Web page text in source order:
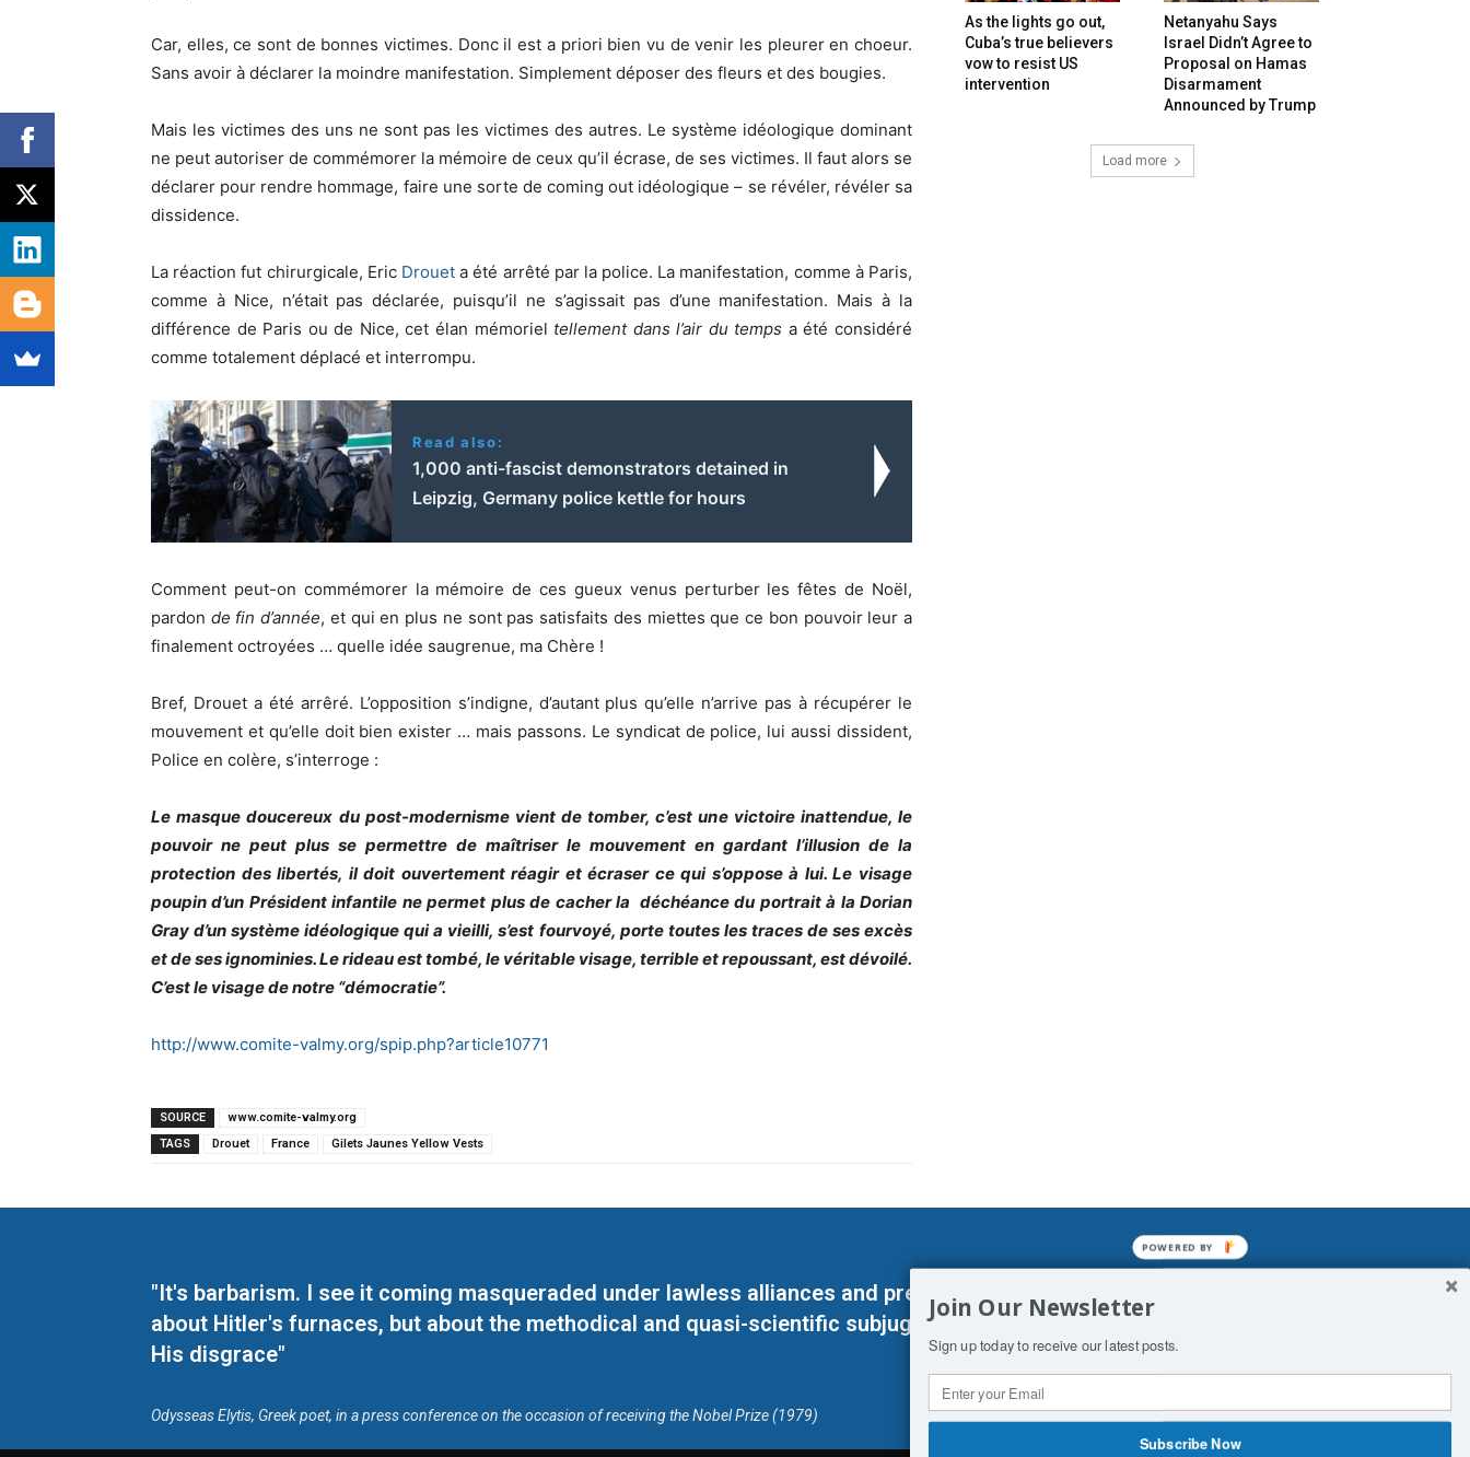
Car, elles, ce sont de bonnes victimes. Donc il est a priori bien vu de venir les pleurer en choeur.
Sans avoir à déclarer la moindre manifestation. Simplement déposer des fleurs et des bougies.
Mais les victimes des uns ne sont pas les victimes des autres. Le système idéologique dominant
ne peut autoriser de commémorer la mémoire de ceux qu’il écrase, de ses victimes. Il faut alors se
déclarer pour rendre hommage, faire une sorte de coming out idéologique – se révéler, révéler sa
dissidence.
La réaction fut chirurgicale, Eric Droueta été arrêté par la police. La manifestation, comme à Paris,
comme à Nice, n’était pas déclarée, puisqu’il ne s’agissait pas d’une manifestation. Mais à la
différence de Paris ou de Nice, cet élan mémoriel tellement dans l’air du temps a été considéré
comme totalement déplacé et interrompu.
Read also:
1,000 anti-fascist demonstrators detained in
Leipzig, Germany police kettle for hours
Comment peut-on commémorer la mémoire de ces gueux venus perturber les fêtes de Noël,
pardon de fin d’année, et qui en plus ne sont pas satisfaits des miettes que ce bon pouvoir leur a
finalement octroyées … quelle idée saugrenue, ma Chère !
Bref, Drouet a été arrêré. L’opposition s’indigne, d’autant plus qu’elle n’arrive pas à récupérer le
mouvement et qu’elle doit bien exister … mais passons. Le syndicat de police, lui aussi dissident,
Police en colère, s’interroge :
Le masque doucereux du post-modernisme vient de tomber, c’est une victoire inattendue, le
pouvoir ne peut plus se permettre de maîtriser le mouvement en gardant l’illusion de la
protection des libertés, il doit ouvertement réagir et écraser ce qui s’oppose à lui. Le visage
poupin d’un Président infantile ne permet plus de cacher la déchéance du portrait à la Dorian
Gray d’un système idéologique qui a vieilli, s’est fourvoyé, porte toutes les traces de ses excès
et de ses ignominies. Le rideau est tombé, le véritable visage, terrible et repoussant, est dévoilé.
C’est le visage de notre “démocratie”.
http://www.comite-valmy.org/spip.php?article10771
SOURCE
www.comite-valmy.org
TAGS
Drouet France Gilets Jaunes Yellow Vests
As the lights go out,
Cuba’s true believers
vow to resist US
intervention
Netanyahu Says
Israel Didn’t Agree to
Proposal on Hamas
Disarmament
Announced by Trump
Load more
"It's barbarism. I see it coming masqueraded under lawless alliances and predetermined enslavements. It may not be
about Hitler's furnaces, but about the methodical and quasi-scientific subjugation of Man. His absolute humiliation.
His disgrace"
Odysseas Elytis, Greek poet, in a press conference on the occasion of receiving the Nobel Prize (1979)
Join Our Newsletter
Sign up today to receive our latest posts.
Subscribe Now
POWERED BY